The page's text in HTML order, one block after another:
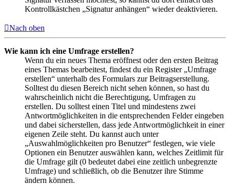
Kontrollkästchen „Signatur anhängen“ wieder deaktivieren.
Nach oben
Wie kann ich eine Umfrage erstellen?
Wenn du ein neues Thema eröffnest oder den ersten Beitrag
eines Themas bearbeitest, findest du ein Register „Umfrage
erstellen“ unterhalb des Formulars zur Beitragserstellung.
Solltest du diesen Bereich nicht sehen können, so hast du
wahrscheinlich nicht die Berechtigung, Umfragen zu
erstellen. Du solltest einen Titel und mindestens zwei
Antwortmöglichkeiten in die entsprechenden Felder eingeben
und dabei sicherstellen, dass jede Antwortmöglichkeit in einer
eigenen Zeile steht. Du kannst auch unter
„Auswahlmöglichkeiten pro Benutzer“ festlegen, wie viele
Optionen ein Benutzer auswählen kann, welches Zeitlimit für
die Umfrage gilt (0 bedeutet dabei eine zeitlich unbegrenzte
Umfrage) und schließlich, ob die Benutzer ihre Stimme
ändern können.